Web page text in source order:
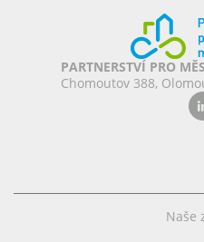
PARTNERSTVÍ PRO
Chomoutov 388,
Naše